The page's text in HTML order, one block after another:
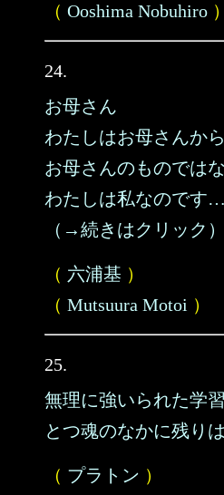
（ Ooshima Nobuhiro ）
24.
お母さん
わたしはお母さんか
お母さんのものでは
わたしは私なので
（→続きはクリック）
（ 六浦基 ）
（ Mutsuura Motoi ）
25.
無理に強いられた学
とつ魂のなかに残り
（ プラトン ）